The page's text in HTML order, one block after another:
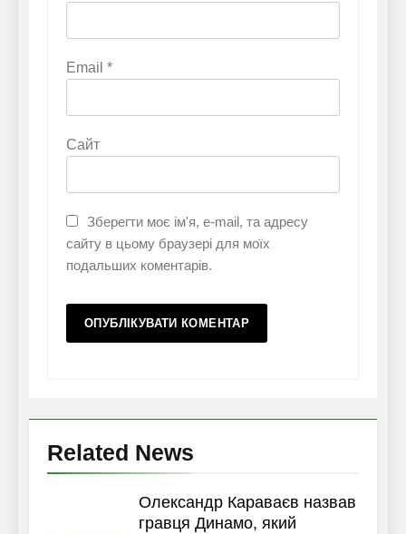
Email *
Сайт
Зберегти моє ім'я, e-mail, та адресу
сайту в цьому браузері для моїх
подальших коментарів.
Related News
Олександр Караваєв назвав
гравця Динамо, який